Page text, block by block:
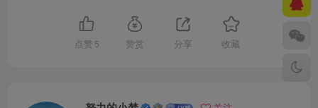
点赞 5 赞赏 分享 收藏